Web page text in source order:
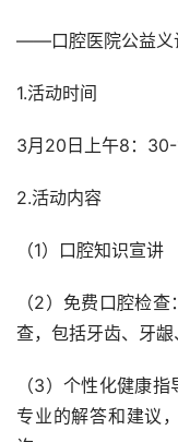
——口腔医院公益义
1.活动时间
3月20日上午8：30-
2.活动内容
（1）口腔知识宣讲
（2）免费口腔检
查，包括牙齿、牙龈
（3）个性化健康
专业的解答和建议